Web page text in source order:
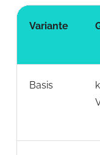
Variante
Basis